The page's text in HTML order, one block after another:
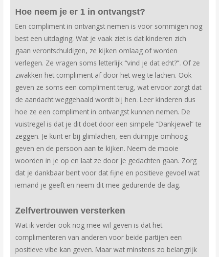
Hoe neem je er 1 in ontvangst?
Een compliment in ontvangst nemen is voor sommigen nog
best een uitdaging. Wat je vaak ziet is dat kinderen zich
gaan verontschuldigen, ze kijken omlaag of worden
verlegen. Ze vragen soms letterlijk “vind je dat echt?”. Of ze
zwakken het compliment af door het weg te lachen. Ook
geven ze soms een compliment terug, wat ervoor zorgt dat
de aandacht weggehaald wordt bij hen. Leer kinderen dus
hoe ze een compliment in ontvangst kunnen nemen. De
vuistregel is dat je dit doet door een simpele “Dankjewel” te
zeggen. Je kunt er bij glimlachen, een duimpje omhoog
geven en de persoon aan te kijken. Neem de mooie
woorden in je op en laat ze door je gedachten gaan. Zorg
dat je dankbaar bent voor dat fijne en positieve gevoel wat
iemand je geeft en neem dit mee gedurende de dag.
Zelfvertrouwen versterken
Wat ik verder ook nog mee wil geven is dat het
complimenteren van anderen voor beide partijen een
positieve vibe kan geven. Maar wat minstens zo belangrijk